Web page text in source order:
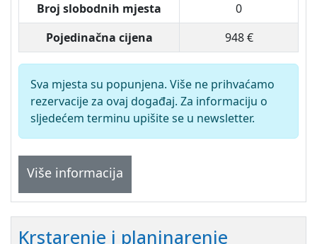
Broj slobodnih mjesta
0
Pojedinačna cijena
948 €
Sva mjesta su popunjena. Više ne prihvaćamo
rezervacije za ovaj događaj. Za informaciju o
sljedećem terminu upišite se u newsletter.
Više informacija
Krstarenje i planinarenje